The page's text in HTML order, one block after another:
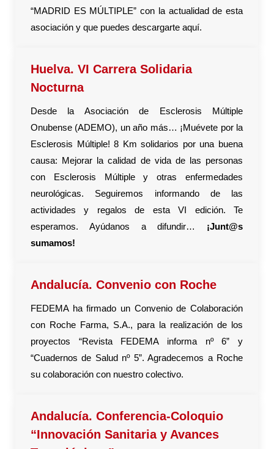
“MADRID ES MÚLTIPLE” con la actualidad de esta
asociación y que puedes descargarte aquí.
Huelva. VI Carrera Solidaria
Nocturna
Desde la Asociación de Esclerosis Múltiple
Onubense (ADEMO), un año más… ¡Muévete por la
Esclerosis Múltiple! 8 Km solidarios por una buena
causa: Mejorar la calidad de vida de las personas
con Esclerosis Múltiple y otras enfermedades
neurológicas. Seguiremos informando de las
actividades y regalos de esta VI edición. Te
esperamos. Ayúdanos a difundir… ¡Junt@s
sumamos!
Andalucía. Convenio con Roche
FEDEMA ha firmado un Convenio de Colaboración
con Roche Farma, S.A., para la realización de los
proyectos “Revista FEDEMA informa nº 6” y
“Cuadernos de Salud nº 5”. Agradecemos a Roche
su colaboración con nuestro colectivo.
Andalucía. Conferencia-Coloquio
“Innovación Sanitaria y Avances